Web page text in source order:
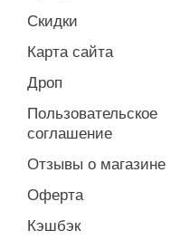
Скидки
Карта сайта
Дроп
Пользовательское
соглашение
Отзывы о магазине
Оферта
Кэшбэк